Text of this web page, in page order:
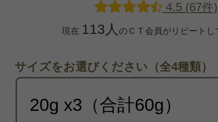
4.5 (67件)
現在 113人 のＣＴ会員がリピートし
サイズをお選びください（全4種類）